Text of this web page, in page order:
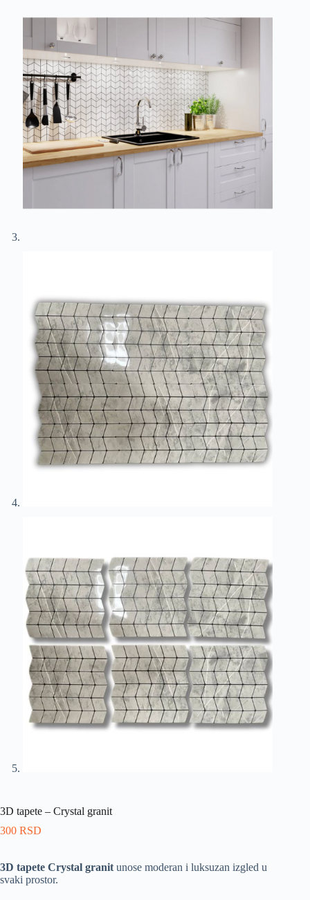
3D tapete – Crystal granit
300 RSD
3D tapete Crystal granitunose moderan i luksuzan izgled u
svaki prostor.